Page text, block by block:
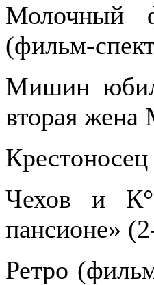
Молочный
(фильм-
Мишин
вторая
Чехов и
пансионе»
Ретро